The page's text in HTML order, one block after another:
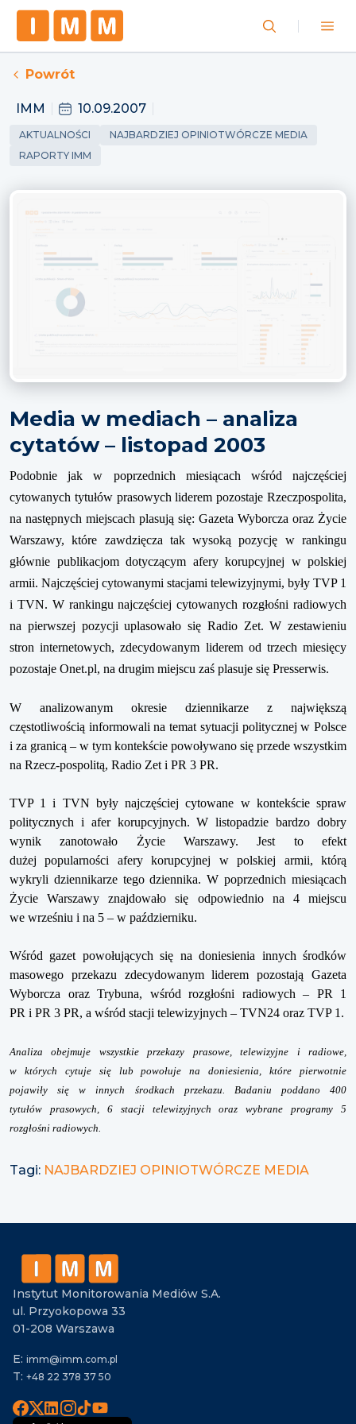
Powrót
IMM 10.09.2007
AKTUALNOŚCI
NAJBARDZIEJ OPINIOTWÓRCZE MEDIA
RAPORTY IMM
Media w mediach – analiza
cytatów – listopad 2003
Podobnie jak w poprzednich miesiącach wśród najczęściej
cytowanych tytułów prasowychliderem pozostaje Rzeczpospolita,
na następnych miejscach plasują się: Gazeta Wyborcza oraz Życie
Warszawy, które zawdzięcza tak wysokąpozycję w rankingu
głównie publikacjom dotyczącym afery korupcyjnej w polskiej
armii. Najczęściej cytowanymi stacjami telewizyjnymi, były TVP 1
i TVN. W rankingu najczęściej cytowanychrozgłośni radiowych
na pierwszej pozycji uplasowało się Radio Zet. W zestawieniu
stron internetowych, zdecydowanym liderem od trzech miesięcy
pozostaje Onet.pl, na drugim miejscu zaś plasuje się Presserwis.
W analizowanym okresie dziennikarze z największą
częstotliwością informowali na temat sytuacji politycznej w Polsce
i za granicą – w tym kontekście powoływano się przede wszystkim
na Rzecz-pospolitą, Radio Zet i PR 3 PR.
TVP 1 i TVN były najczęściej cytowane w kontekście spraw
politycznych i afer korupcyjnych. W listopadzie bardzo dobry
wynik zanotowało Życie Warszawy. Jest to efekt
dużej popularności afery korupcyjnej w polskiej armii, którą
wykryli dziennikarze tego dziennika. W poprzednich miesiącach
Życie Warszawy znajdowało się odpowiednio na 4 miejscu
we wrześniu i na 5 – w październiku.
Wśród gazet powołujących się na doniesienia innychśrodków
masowego przekazu zdecydowanym liderem pozostająGazeta
Wyborcza oraz Trybuna, wśród rozgłośni radiowych – PR 1
PR i PR 3 PR, a wśród stacji telewizyjnych – TVN24 oraz TVP 1.
Analiza obejmuje wszystkie przekazy prasowe, telewizyjne i radiowe,
w których cytuje się lub powołuje na doniesienia, które pierwotnie
pojawiły sięw innych środkach przekazu. Badaniu poddano 400
tytułów prasowych, 6 stacji telewizyjnych oraz wybrane programy 5
rozgłośni radiowych.
Tagi: NAJBARDZIEJ OPINIOTWÓRCZE MEDIA
Instytut Monitorowania Mediów S.A.
ul. Przyokopowa 33
01-208 Warszawa
E: imm@imm.com.pl
T: +48 22 378 37 50